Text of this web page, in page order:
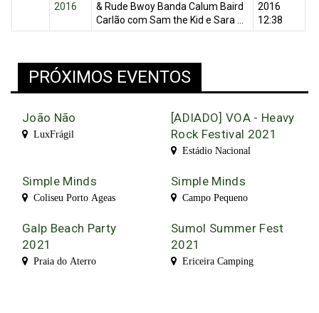
2016
& Rude Bwoy Banda Calum Baird
Carlão com Sam the Kid e Sara ...
2016
12:38
PRÓXIMOS EVENTOS
João Não
LuxFrágil
[ADIADO] VOA - Heavy
Rock Festival 2021
Estádio Nacional
Simple Minds
Coliseu Porto Ageas
Simple Minds
Campo Pequeno
Galp Beach Party
2021
Praia do Aterro
Sumol Summer Fest
2021
Ericeira Camping